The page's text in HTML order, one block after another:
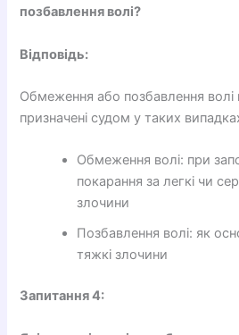
позбавлення волі?
Відповідь:
Обмеження або позбавлення
призначені судом у таких
Обмеження волі: при
покарання за легкі чи
злочини
Позбавлення волі: як
тяжкі злочини
Запитання 4: